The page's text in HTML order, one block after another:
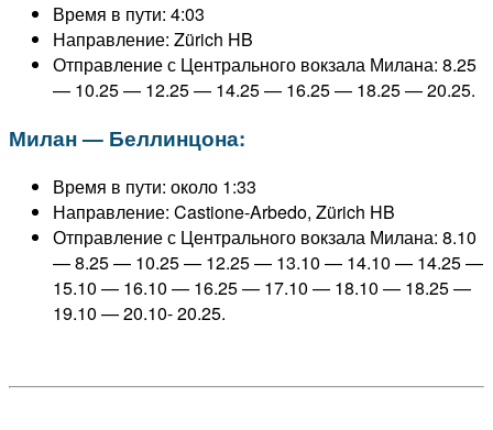
Время в пути: 4:03
Направление: Zürich HB
Отправление с Центрального вокзала Милана: 8.25
— 10.25 — 12.25 — 14.25 — 16.25 — 18.25 — 20.25.
Милан — Беллинцона:
Время в пути: около 1:33
Направление: Castione-Arbedo, Zürich HB
Отправление с Центрального вокзала Милана: 8.10
— 8.25 — 10.25 — 12.25 — 13.10 — 14.10 — 14.25 —
15.10 — 16.10 — 16.25 — 17.10 — 18.10 — 18.25 —
19.10 — 20.10- 20.25.